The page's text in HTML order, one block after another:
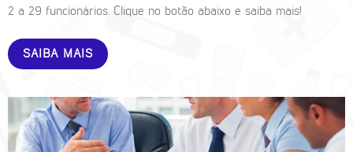
2 a 29 funcionários. Clique no botão abaixo e saiba mais!
SAIBA MAIS